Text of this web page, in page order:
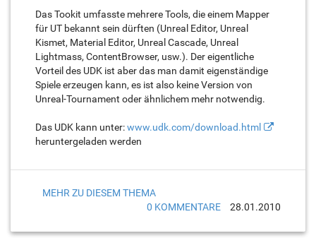
Das Tookit umfasste mehrere Tools, die einem Mapper
für UT bekannt sein dürften (Unreal Editor, Unreal
Kismet, Material Editor, Unreal Cascade, Unreal
Lightmass, ContentBrowser, usw.). Der eigentliche
Vorteil des UDK ist aber das man damit eigenständige
Spiele erzeugen kann, es ist also keine Version von
Unreal-Tournament oder ähnlichem mehr notwendig.
Das UDK kann unter:www.udk.com/download.html
heruntergeladen werden
MEHR ZU DIESEM THEMA
0 KOMMENTARE
28.01.2010